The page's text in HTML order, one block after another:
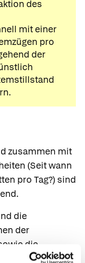
des
mit einer
pro
der
zusammen mit
(Seit wann
pro Tag?) sind
die
der
die